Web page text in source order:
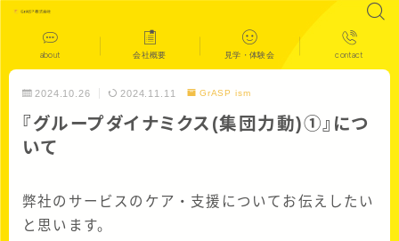
about 会社概要 見学・体験会 contact
2024.10.26 2024.11.11 GrASP ism
『グループダイナミクス(集団力動)➀』につ
いて
弊社のサービスのケア・支援についてお伝えしたい
と思います。